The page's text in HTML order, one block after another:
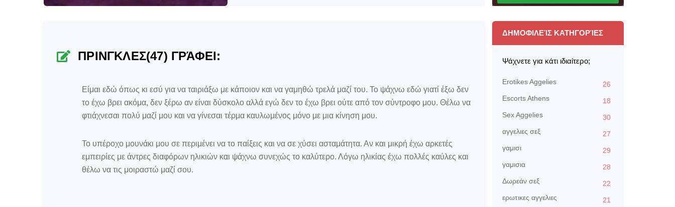
ΠΡΙΝΓΚΛΕΣ(47) ΓΡΆΦΕΙ:
Είμαι εδώ όπως κι εσύ για να ταιριάξω με κάποιον και να γαμηθώ τρελά μαζί του. Το ψάχνω εδώ γιατί έξω δεν
το έχω βρει ακόμα, δεν ξέρω αν είναι δύσκολο αλλά εγώ δεν το έχω βρει ούτε από τον σύντροφο μου. Θέλω να
φτιάχνεσαι πολύ μαζί μου και να γίνεσαι τέρμα καυλωμένος μόνο με μια κίνηση μου.
Το υπέροχο μουνάκι μου σε περιμένει να το παίξεις και να σε χύσει ασταμάτητα. Αν και μικρή έχω αρκετές
εμπειρίες με άντρες διαφόρων ηλικιών και ψάχνω συνεχώς το καλύτερο. Λόγω ηλικίας έχω πολλές καύλες και
θέλω να τις μοιραστώ μαζί σου.
ΔΗΜΟΦΙΛΕΊΣ ΚΑΤΗΓΟΡΊΕΣ
Ψάχνετε για κάτι ιδιαίτερο;
Erotikes Aggelies
26
Escorts Athens
18
Sex Aggelies
30
αγγελιες σεξ
27
γαμισι
29
γαμισια
28
Δωρεάν σεξ
22
ερωτικες αγγελιες
21